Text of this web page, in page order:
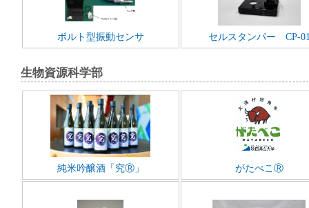
ボルト型振動センサ セルスタンパー CP-
生物資源科学部
純米吟醸酒「究Ⓡ」 がたべこⓇ